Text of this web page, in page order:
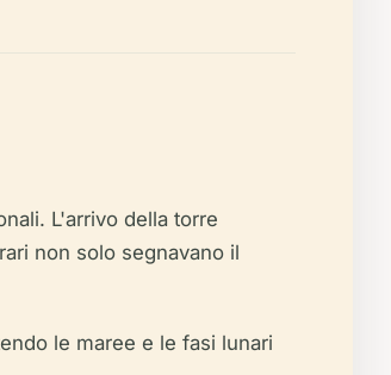
L'arrivo della torre
non solo segnavano il
le maree e le fasi lunari